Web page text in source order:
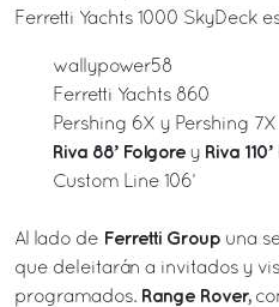
Ferretti Yachts 1000 SkyDeck
wallypower58
Ferretti Yachts 860
Pershing 6X y Pershing 7X
Riva 88’ Folgore y Riva
Custom Line 106’
Al lado de Ferretti Group una
que deleitarán a invitados y
programados. Range Rover,